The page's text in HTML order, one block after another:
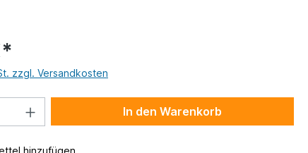
zzgl. Versandkosten
In den Warenkorb
hinzufügen